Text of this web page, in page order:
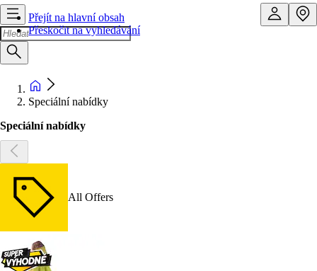
Přejít na hlavní obsah
Přeskočit na vyhledávání
Speciální nabídky
Speciální nabídky
All Offers